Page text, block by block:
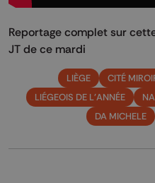
Reportage complet sur
JT de ce mardi
LIÈGE CITÉ
LIÉGEOIS DE L'ANNÉE
DA MICHELE